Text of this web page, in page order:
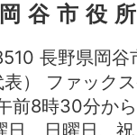
岡谷市役
長野県岡谷
表） ファッ
前8時30分か
、日曜日、